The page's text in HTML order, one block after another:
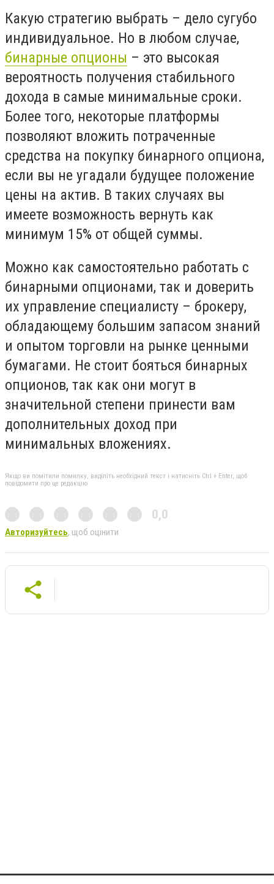
Какую стратегию выбрать – дело сугубо
индивидуальное. Но в любом случае,
бинарные опционы – это высокая
вероятность получения стабильного
дохода в самые минимальные сроки.
Более того, некоторые платформы
позволяют вложить потраченные
средства на покупку бинарного опциона,
если вы не угадали будущее положение
цены на актив. В таких случаях вы
имеете возможность вернуть как
минимум 15% от общей суммы.
Можно как самостоятельно работать с
бинарными опционами, так и доверить
их управление специалисту – брокеру,
обладающему большим запасом знаний
и опытом торговли на рынке ценными
бумагами. Не стоит бояться бинарных
опционов, так как они могут в
значительной степени принести вам
дополнительных доход при
минимальных вложениях.
Якщо ви помітили помилку, виділіть необхідний текст і натисніть Ctrl + Enter, щоб
повідомити про це редакцію
0,0
Авторизуйтесь, щоб оцінити